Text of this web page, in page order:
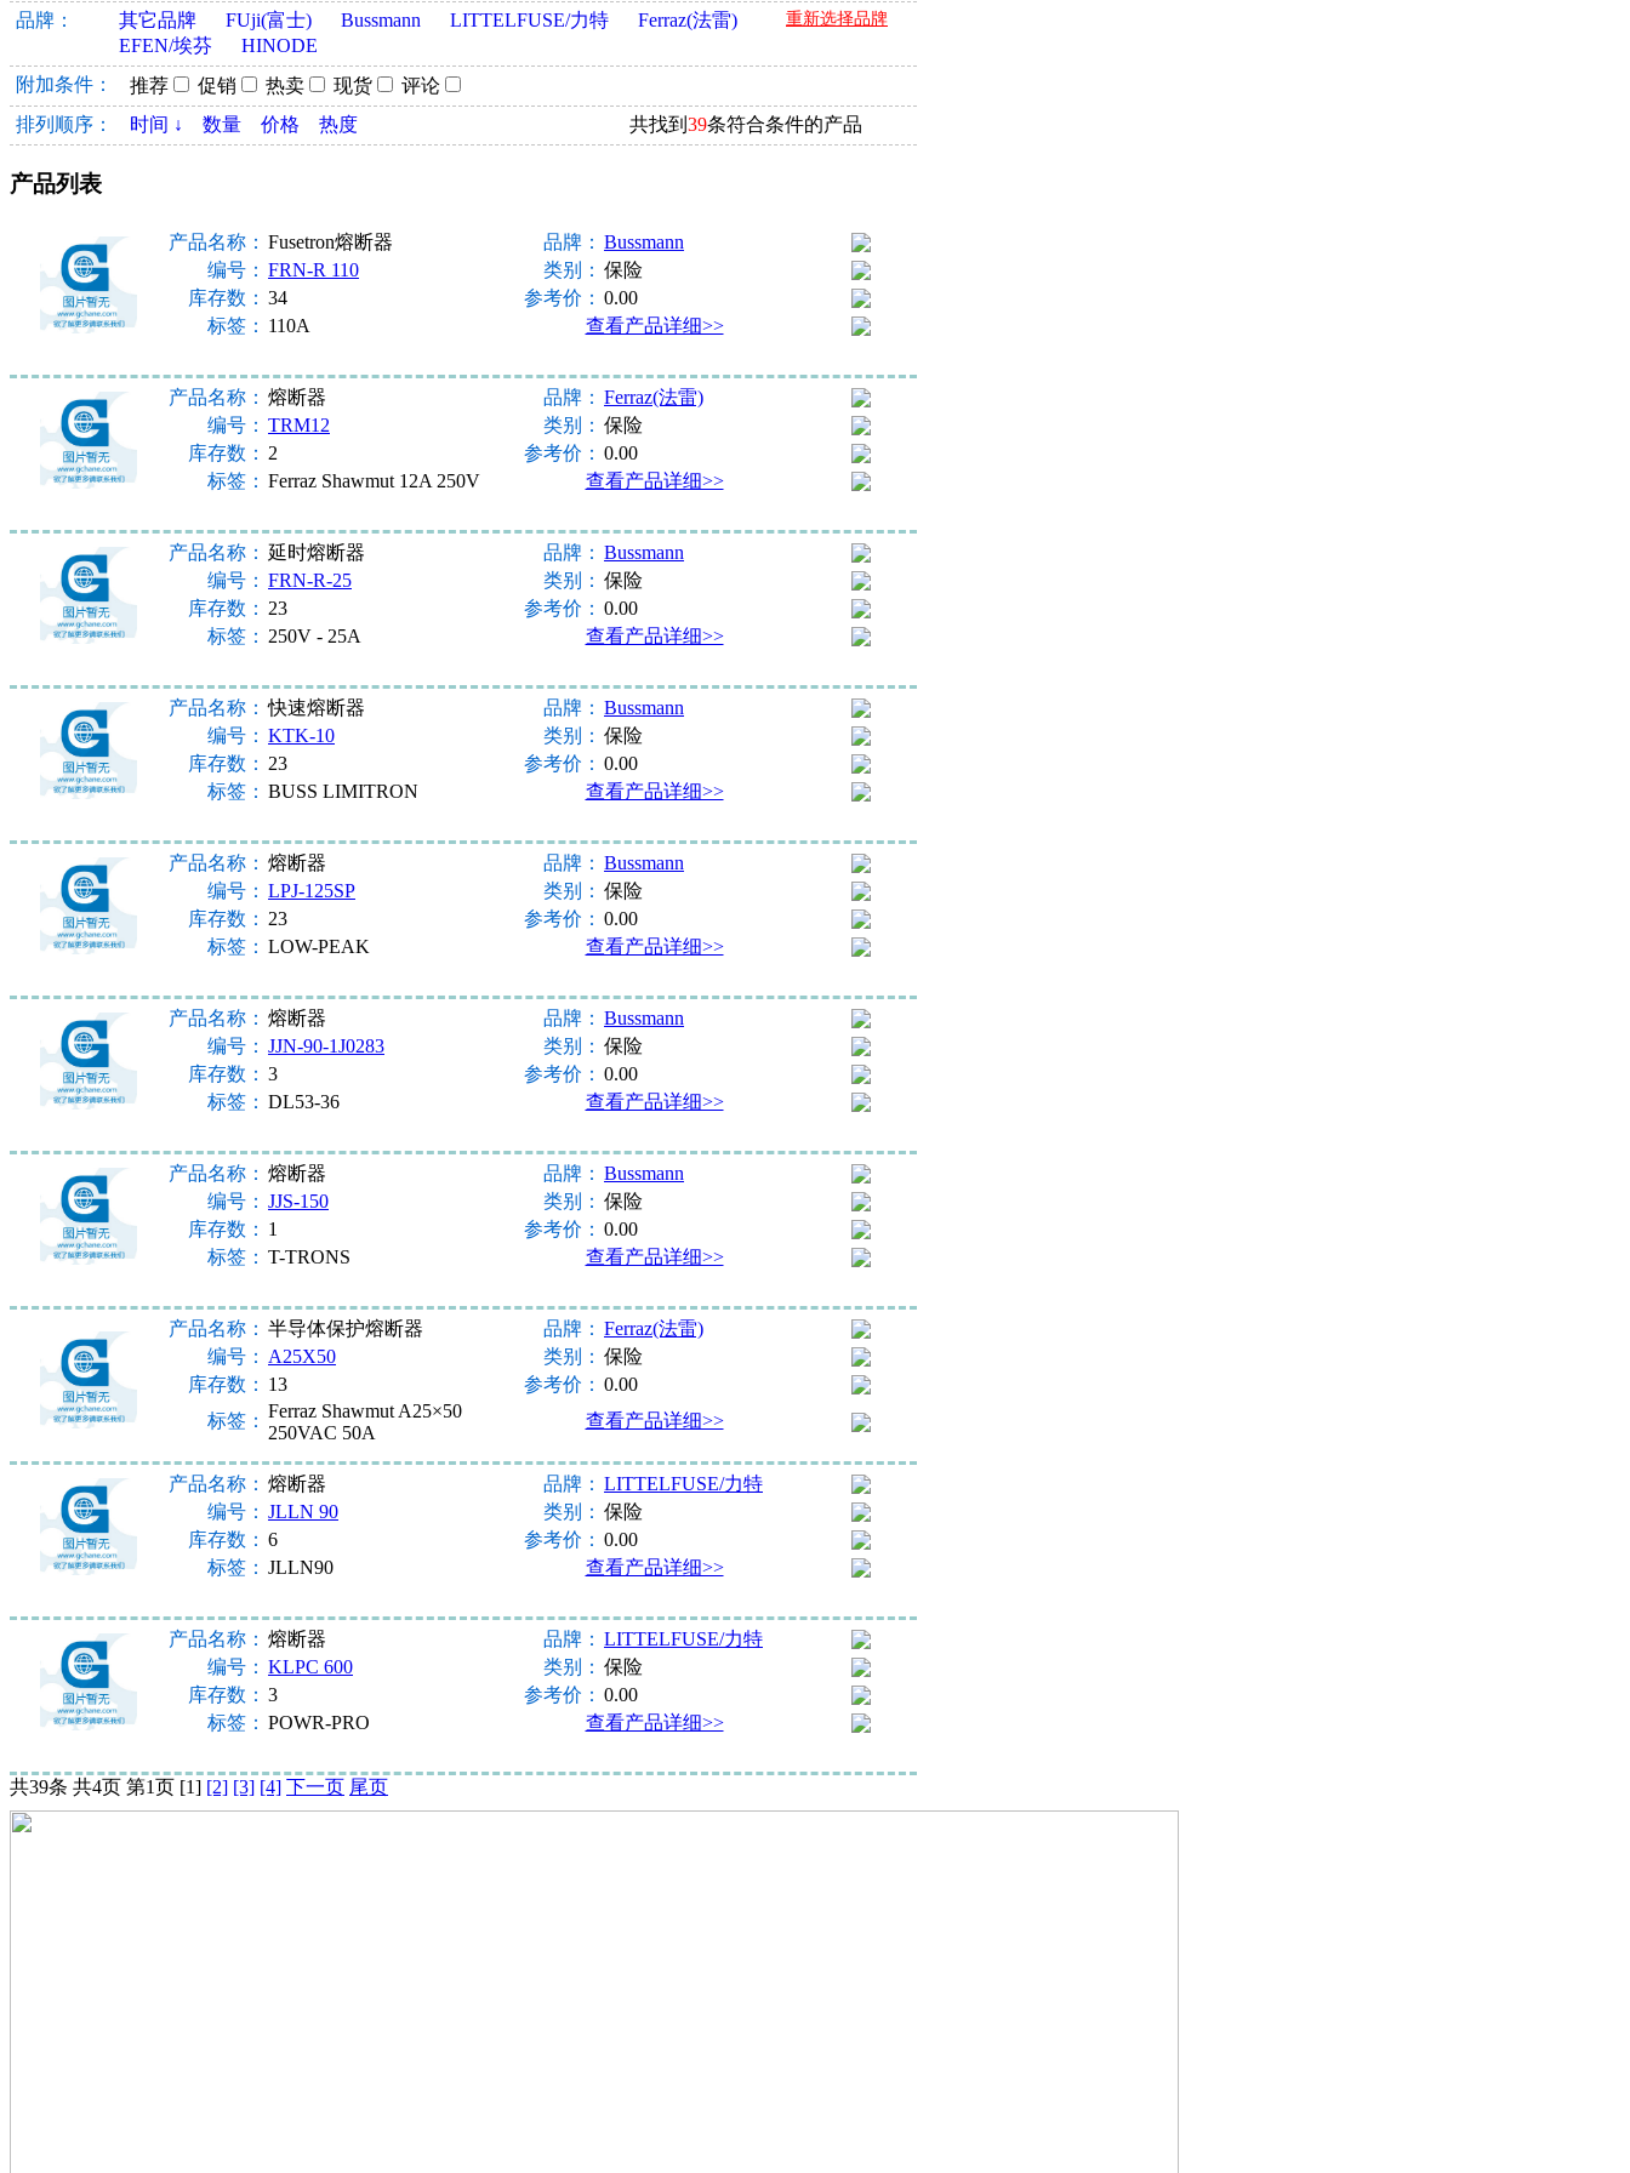
品牌： 其它品牌 FUji(富士) Bussmann LITTELFUSE/力特
Ferraz(法雷)
EFEN/埃芬
HINODE
重新选择品牌
附加条件： 推荐 促销 热卖 现货
评论
排列顺序：
时间 ↓ 数量 价格 热度 共找到 39条符合条件的产品
产品列表
产品名称： Fusetron熔断器 品牌： Bussmann
编号： FRN-R 110 类别： 保险
库存数： 34 参考价： 0.00
标签： 110A 查看产品详细>>
产品名称： 熔断器 品牌： Ferraz(法雷)
编号： TRM12 类别： 保险
库存数： 2 参考价： 0.00
标签： Ferraz Shawmut 12A 250V 查看产品详细>>
产品名称： 延时熔断器 品牌： Bussmann
编号： FRN-R-25 类别： 保险
库存数： 23 参考价： 0.00
标签： 250V - 25A 查看产品详细>>
产品名称： 快速熔断器 品牌： Bussmann
编号： KTK-10 类别： 保险
库存数： 23 参考价： 0.00
标签： BUSS LIMITRON 查看产品详细>>
产品名称： 熔断器 品牌： Bussmann
编号： LPJ-125SP 类别： 保险
库存数： 23 参考价： 0.00
标签： LOW-PEAK 查看产品详细>>
产品名称： 熔断器 品牌： Bussmann
编号： JJN-90-1J0283 类别： 保险
库存数： 3 参考价： 0.00
标签： DL53-36 查看产品详细>>
产品名称： 熔断器 品牌： Bussmann
编号： JJS-150 类别： 保险
库存数： 1 参考价： 0.00
标签： T-TRONS 查看产品详细>>
产品名称： 半导体保护熔断器 品牌： Ferraz(法雷)
编号： A25X50 类别： 保险
库存数： 13 参考价： 0.00
标签： Ferraz Shawmut A25×50
250VAC 50A
查看产品详细>>
产品名称： 熔断器 品牌： LITTELFUSE/力特
编号： JLLN 90 类别： 保险
库存数： 6 参考价： 0.00
标签： JLLN90 查看产品详细>>
产品名称： 熔断器 品牌： LITTELFUSE/力特
编号： KLPC 600 类别： 保险
库存数： 3 参考价： 0.00
标签： POWR-PRO 查看产品详细>>
共39条 共4页 第1页 [1] [2] [3] [4] 下一页 尾页